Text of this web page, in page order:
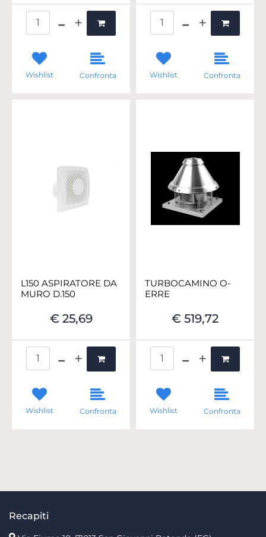
Wishlist Confronta Wishlist Confronta
L150 ASPIRATORE DA
MURO D.150
€ 25,69
Wishlist Confronta
TURBOCAMINO O-
ERRE
€ 519,72
Wishlist Confronta
Recapiti